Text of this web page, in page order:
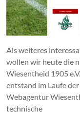
Als weiteres
wollen wir heute die
Wiesentheid 1905
entstand im Laufe
Webagentur
technische